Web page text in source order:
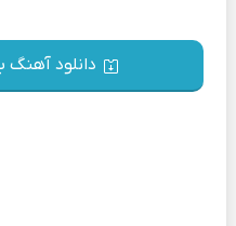
دانلود آهنگ